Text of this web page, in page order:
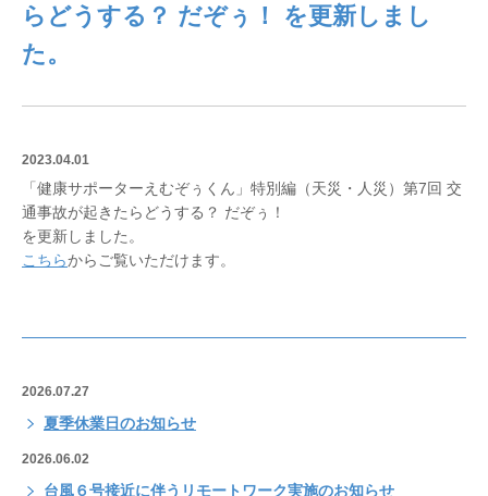
らどうする？ だぞぅ！ を更新しまし
た。
2023.04.01
「健康サポーターえむぞぅくん」特別編（天災・人災）第7回 交
通事故が起きたらどうする？ だぞぅ！
を更新しました。
こちらからご覧いただけます。
2026.07.27
夏季休業日のお知らせ
2026.06.02
台風６号接近に伴うリモートワーク実施のお知らせ